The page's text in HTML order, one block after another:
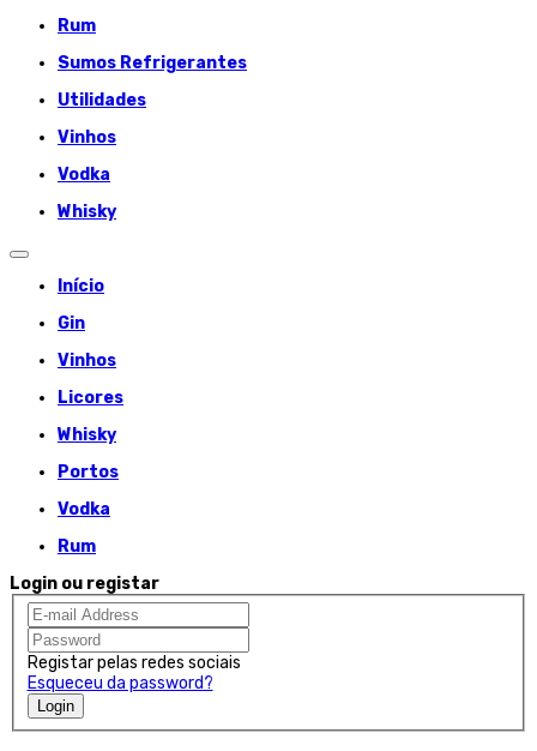
Rum
Sumos Refrigerantes
Utilidades
Vinhos
Vodka
Whisky
Início
Gin
Vinhos
Licores
Whisky
Portos
Vodka
Rum
Login ou registar
Registar pelas redes sociais
Esqueceu da password?
Login